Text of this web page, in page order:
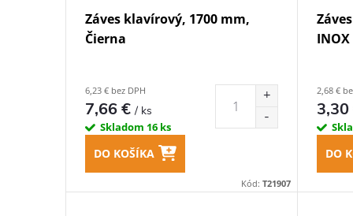
Záves klavírový, 1700 mm,
Čierna
6,23 € bez DPH
7,66 €/ ks
Skladom 16 ks
DO KOŠÍKA
Kód:T21907
INOX
2,68 €
DO